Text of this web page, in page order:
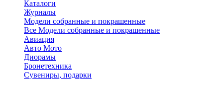
Каталоги
Журналы
Модели собранные и покрашенные
Все Модели собранные и покрашенные
Авиация
Авто Мото
Диорамы
Бронетехника
Сувениры, подарки